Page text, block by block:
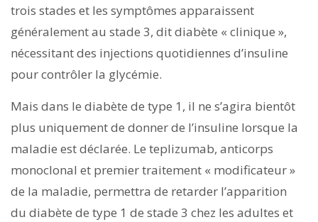
trois stades et les symptômes apparaissent
généralement au stade 3, dit diabète « clinique »,
nécessitant des injections quotidiennes d’insuline
pour contrôler la glycémie.
Mais dans le diabète de type 1, il ne s’agira bientôt
plus uniquement de donner de l’insuline lorsque la
maladie est déclarée. Le teplizumab, anticorps
monoclonal et premier traitement « modificateur »
de la maladie, permettra de retarder l’apparition
du diabète de type 1 de stade 3 chez les adultes et